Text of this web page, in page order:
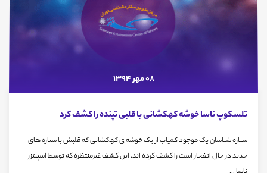
08 مهر 1394
تلسکوپ ناسا خوشه کهکشانی با قلبی تپنده را کشف کرد
ستاره شناسان یک موجود کمیاب از یک خوشه ی کهکشانی که قلبش با ستاره های
جدید در حال انفجار است را کشف کرده اند. این کشف غیرمنتظره که توسط اسپیتزر